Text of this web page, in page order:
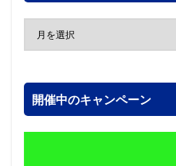
開催中のキャンペーン